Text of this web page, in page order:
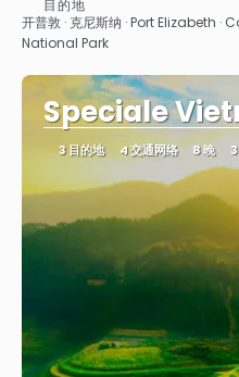
目的地
开普敦 · 克尼斯纳 · Port Elizabeth
National Park
Speciale
3 目的地 4 交通网络 8 晚